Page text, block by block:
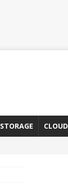
STORAGE CLOUD